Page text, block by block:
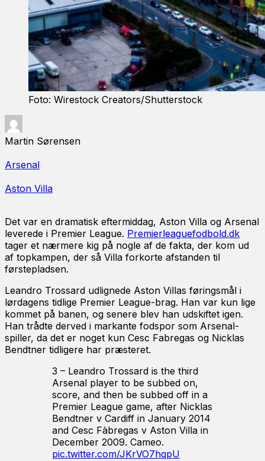
Foto: Wirestock Creators/Shutterstock
Martin Sørensen
Arsenal
Aston Villa
Det var en dramatisk eftermiddag, Aston Villa og Arsenal
leverede i Premier League. Premierleaguefodbold.dk
tager et nærmere kig på nogle af de fakta, der kom ud
af topkampen, der så Villa forkorte afstanden til
førstepladsen.
Leandro Trossard udlignede Aston Villas føringsmål i
lørdagens tidlige Premier League-brag. Han var kun lige
kommet på banen, og senere blev han udskiftet igen.
Han trådte derved i markante fodspor som Arsenal-
spiller, da det er noget kun Cesc Fabregas og Nicklas
Bendtner tidligere har præsteret.
3 – Leandro Trossard is the third
Arsenal player to be subbed on,
score, and then be subbed off in a
Premier League game, after Nicklas
Bendtner v Cardiff in January 2014
and Cesc Fàbregas v Aston Villa in
December 2009. Cameo.
pic.twitter.com/JKrVO7hqpU